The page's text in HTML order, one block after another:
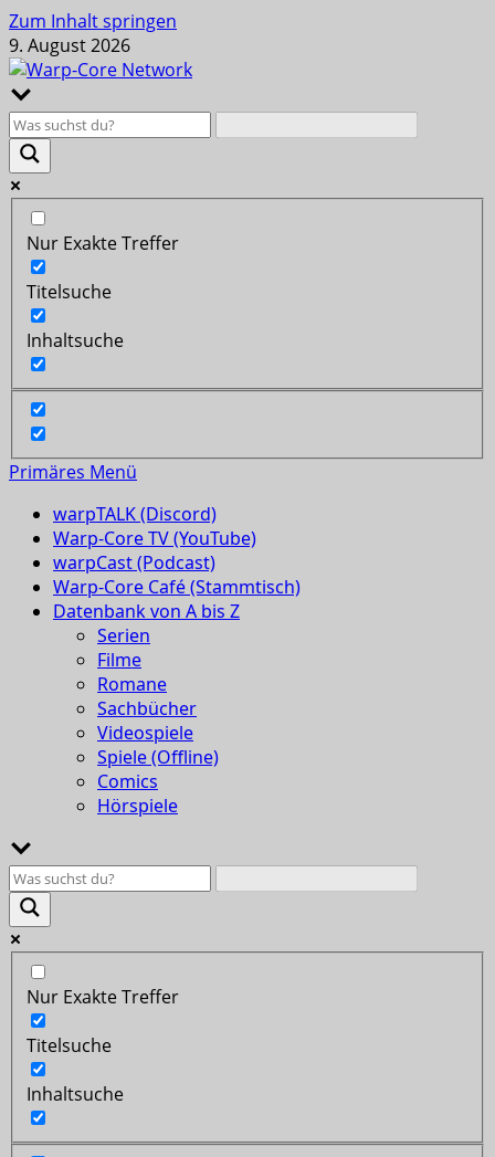
Zum Inhalt springen
9. August 2026
Nur Exakte Treffer
Titelsuche
Inhaltsuche
Primäres Menü
warpTALK (Discord)
Warp-Core TV (YouTube)
warpCast (Podcast)
Warp-Core Café (Stammtisch)
Datenbank von A bis Z
Serien
Filme
Romane
Sachbücher
Videospiele
Spiele (Offline)
Comics
Hörspiele
Nur Exakte Treffer
Titelsuche
Inhaltsuche